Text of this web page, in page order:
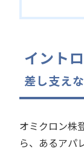
イント
差し支え
オミクロン株
ら、あるアパ